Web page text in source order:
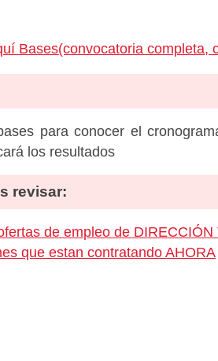
Bases(convocatoria completa,
para conocer el
los resultados
revisar:
de empleo de
que estan contratando AHORA